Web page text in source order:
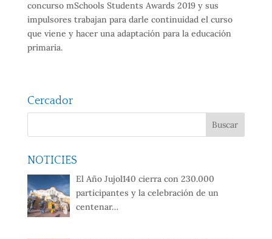
concurso mSchools Students Awards 2019 y sus
impulsores trabajan para darle continuidad el curso
que viene y hacer una adaptación para la educación
primaria.
Cercador
NOTICIES
El Año Jujol140 cierra con 230.000
participantes y la celebración de un
centenar…